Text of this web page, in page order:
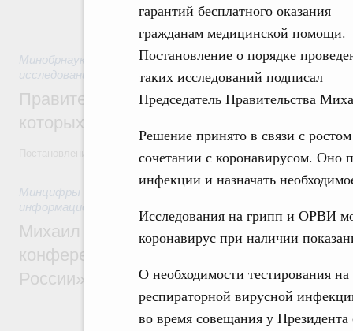
гарантий бесплатного оказания
гражданам медицинской помощи.
Постановление о порядке
таких исследований подписал
Председатель Правительства
Решение принято в связи с
сочетании с коронавирусом. Оно
инфекции и назначать
Исследования на грипп и ОРВИ
коронавирус при наличии
О необходимости тестирования
респираторной вирусной
во время совещания у
Минобрнауки России ,1 час назад,Государственная
исследований и разработок
Правительство расширило перечень
которых освобождаются от НДФЛ
Постановление от 5 августа 2026 года №978
Минцифры России Минфин России
информационных технологий
Михаил Мишустин дал поручения по
конференции «Цифровая индустрия
России»
6 августа, четверг